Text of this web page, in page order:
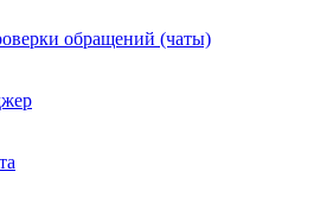
обращений (чаты)